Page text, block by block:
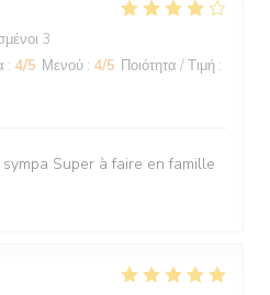
3
: 4/5 Μενού : 4/5 Ποιότητα / Τιμή :
Super à faire en famille